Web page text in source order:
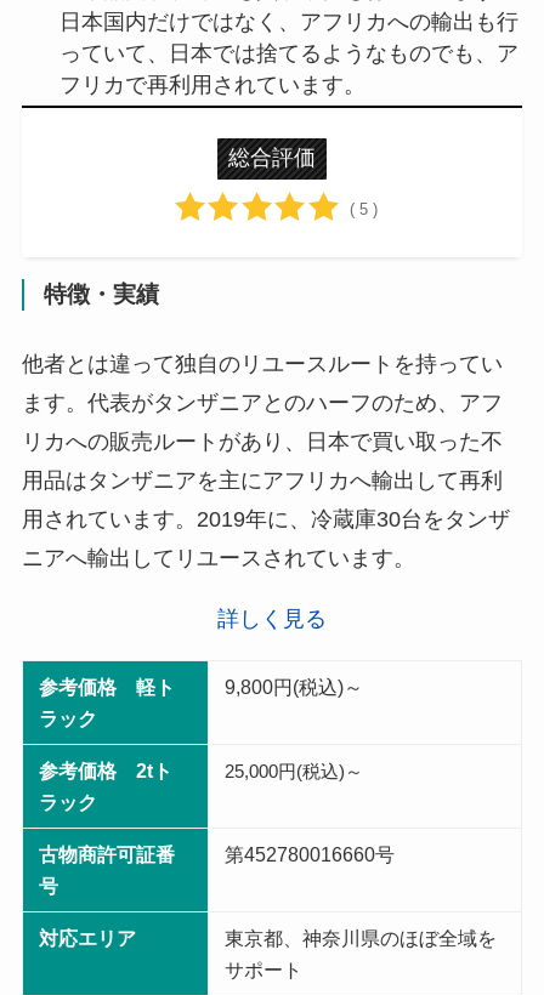
日本国内だけではなく、アフリカへの輸出も行
っていて、日本では捨てるようなものでも、ア
フリカで再利用されています。
総合評価
( 5 )
特徴・実績
他者とは違って独自のリユースルートを持ってい
ます。代表がタンザニアとのハーフのため、アフ
リカへの販売ルートがあり、日本で買い取った不
用品はタンザニアを主にアフリカへ輸出して再利
用されています。2019年に、冷蔵庫30台をタンザ
ニアへ輸出してリユースされています。
詳しく見る
参考価格 軽ト
ラック
9,800円(税込)～
参考価格 2tト
ラック
25,000円(税込)～
古物商許可証番
号
第452780016660号
対応エリア
東京都、神奈川県のほぼ全域を
サポート